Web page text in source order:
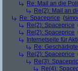
Re: Mail an die
Re(2): Mail an
Re: Spaceprice (
Re(2): Spaceprice
Re(2): Spaceprice
Internetseite für
Re:
Re(2): Spaceprice
Re(3):
Re(4):